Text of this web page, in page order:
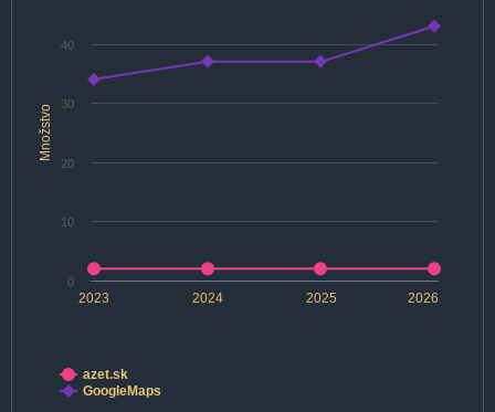
Množstvo
2024 2026
2023 2025
0
10
20
30
40
azet.sk
GoogleMaps